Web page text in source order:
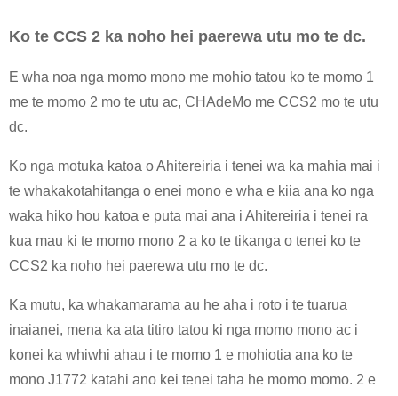
Ko te CCS 2 ka noho hei paerewa utu mo te dc.
E wha noa nga momo mono me mohio tatou ko te momo 1
me te momo 2 mo te utu ac, CHAdeMo me CCS2 mo te utu
dc.
Ko nga motuka katoa o Ahitereiria i tenei wa ka mahia mai i
te whakakotahitanga o enei mono e wha e kiia ana ko nga
waka hiko hou katoa e puta mai ana i Ahitereiria i tenei ra
kua mau ki te momo mono 2 a ko te tikanga o tenei ko te
CCS2 ka noho hei paerewa utu mo te dc.
Ka mutu, ka whakamarama au he aha i roto i te tuarua
inaianei, mena ka ata titiro tatou ki nga momo mono ac i
konei ka whiwhi ahau i te momo 1 e mohiotia ana ko te
mono J1772 katahi ano kei tenei taha he momo momo. 2 e